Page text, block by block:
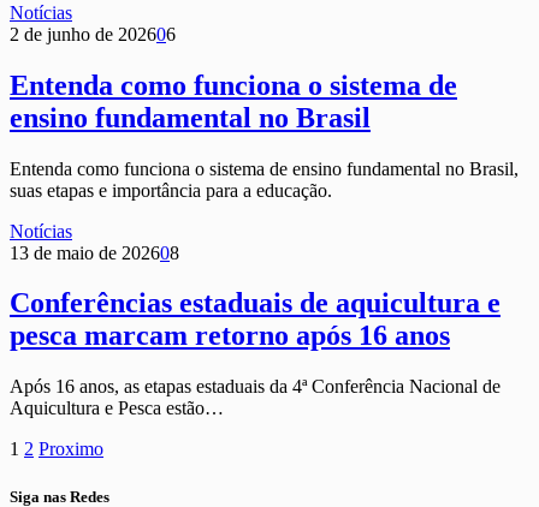
Notícias
2 de junho de 202606
Entenda como funciona o sistema de
ensino fundamental no Brasil
Entenda como funciona o sistema de ensino fundamental no Brasil,
suas etapas e importância para a educação.
Notícias
13 de maio de 202608
Conferências estaduais de aquicultura e
pesca marcam retorno após 16 anos
Após 16 anos, as etapas estaduais da 4ª Conferência Nacional de
Aquicultura e Pesca estão…
1 2 Proximo
Siga nas Redes